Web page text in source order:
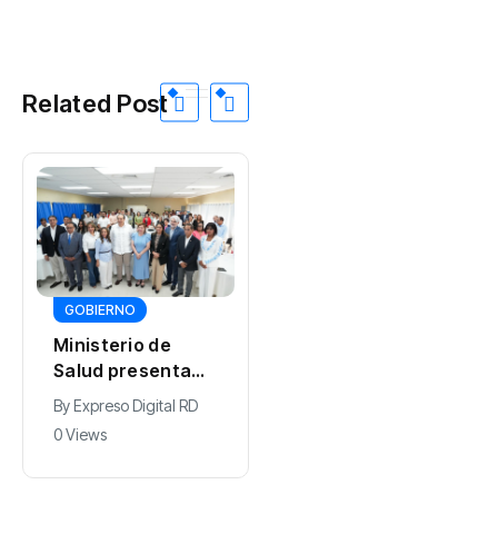
Related Post
GOBIERNO
Ministerio de
Salud presenta
resultados de
evaluación para
fortalecer las
Redes Integradas
ByExpreso Digital RD
0 Views